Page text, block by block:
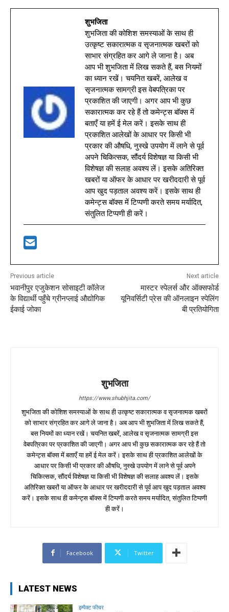
शुभजिता
शुभजिता की कोशिश समस्याओं के साथ ही
उत्कृष्ट सकारात्मक व सृजनात्मक खबरों को
साभार संग्रहित कर आगे ले जाना है। अब
आप भी शुभजिता में लिख सकते हैं, बस नियमों
का ध्यान रखें। चयनित खबरें, आलेख व
सृजनात्मक सामग्री इस वेबपत्रिका पर
प्रकाशित की जाएगी। अगर आप भी कुछ
सकारात्मक कर रहे हैं तो कमेन्ट्स बॉक्स में
बताएँ या हमें ई मेल करें। इसके साथ ही
प्रकाशित आलेखों के आधार पर किसी भी
प्रकार की औषधि, नुस्खे उपयोग में लाने से पूर्व
अपने चिकित्सक, सौंदर्य विशेषज्ञ या किसी भी
विशेषज्ञ की सलाह अवश्य लें। इसके अतिरिक्त
खबरों या ऑफर के आधार पर खरीददारी से पूर्व
आप खुद पड़ताल अवश्य करें। इसके साथ ही
कमेन्ट्स बॉक्स में टिप्पणी करते समय मर्यादित,
संतुलित टिप्पणी ही करें।
Previous article
भवानीपुर एजुकेशन सोसाइटी कॉलेज
के विद्यार्थी पहुँचे ग्रीनप्लाई औद्योगिक
ईकाई जोका
Next article
मास्टर स्पेलर्स और ऑक्सफोर्ड
यूनिवर्सिटी प्रेस की ऑनलाइन स्पेलिंग
बी प्रतियोगिता
शुभजिता
https://www.shubhjita.com/
शुभजिता की कोशिश समस्याओं के साथ ही उत्कृष्ट सकारात्मक व सृजनात्मक खबरों
को साभार संग्रहित कर आगे ले जाना है। अब आप भी शुभजिता में लिख सकते हैं,
बस नियमों का ध्यान रखें। चयनित खबरें, आलेख व सृजनात्मक सामग्री इस
वेबपत्रिका पर प्रकाशित की जाएगी। अगर आप भी कुछ सकारात्मक कर रहे हैं तो
कमेन्ट्स बॉक्स में बताएँ या हमें ई मेल करें। इसके साथ ही प्रकाशित आलेखों के
आधार पर किसी भी प्रकार की औषधि, नुस्खे उपयोग में लाने से पूर्व अपने
चिकित्सक, सौंदर्य विशेषज्ञ या किसी भी विशेषज्ञ की सलाह अवश्य लें। इसके
अतिरिक्त खबरों या ऑफर के आधार पर खरीददारी से पूर्व आप खुद पड़ताल अवश्य
करें। इसके साथ ही कमेन्ट्स बॉक्स में टिप्पणी करते समय मर्यादित, संतुलित टिप्पणी
ही करें।
Facebook Twitter
LATEST NEWS
इम्पैक्ट फीचर